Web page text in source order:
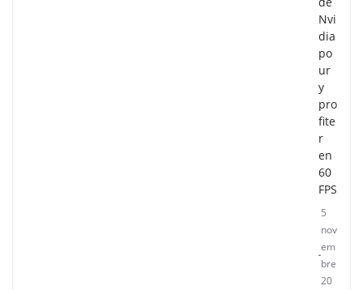
Nvi
dia
po
ur
y
pro
fite
r
en
60
FPS
5
nov
em
bre
20